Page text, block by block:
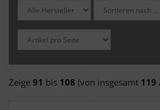
Zeige 91 bis 108 (von insgesamt 119